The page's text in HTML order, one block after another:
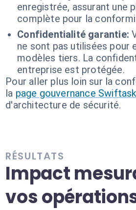
enregistrée, assurant une
complète pour la
Confidentialité garantie:
ne sont pas utilisées pour
modèles tiers. La
entreprise est protégée.
Pour aller plus loin sur la
la page gouvernance Swiftask
d'architecture de sécurité.
RÉSULTATS
Impact
vos